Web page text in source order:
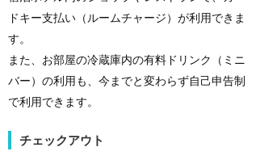
ドキー支払い（ルームチャージ）が利用できま
す。
また、お部屋の冷蔵庫内の有料ドリンク（ミニ
バー）の利用も、今までと変わらず自己申告制
で利用できます。
チェックアウト